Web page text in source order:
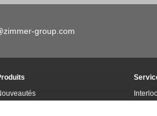
group.com